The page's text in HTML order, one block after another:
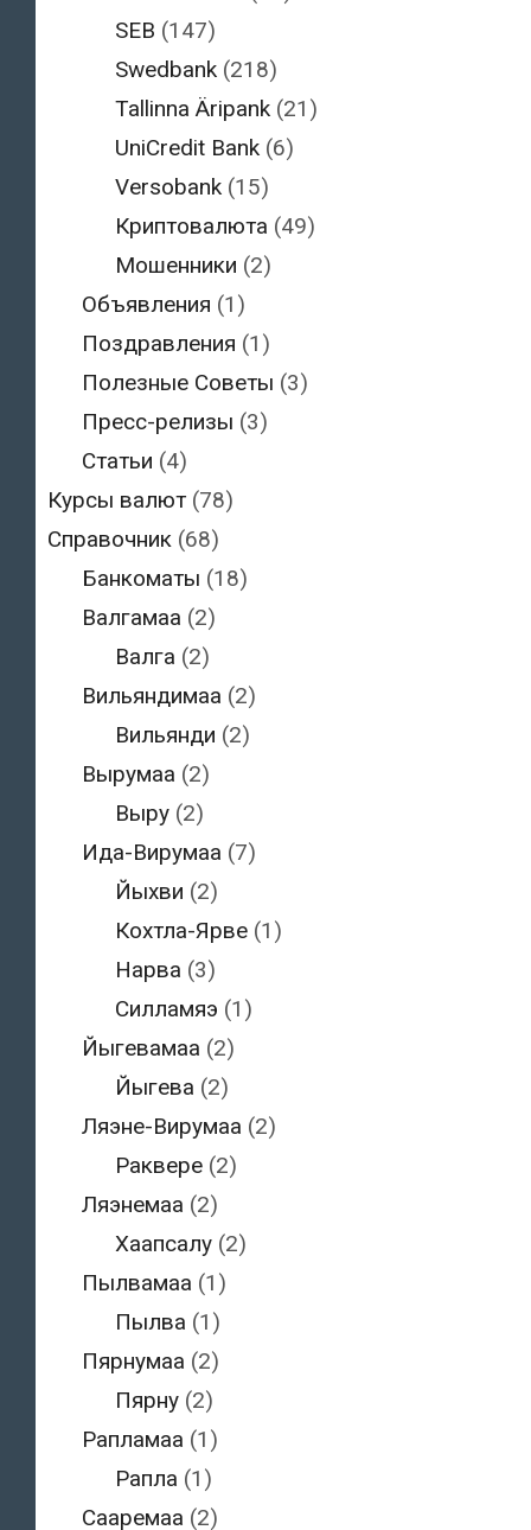
SEB (147)
Swedbank (218)
Tallinna Äripank (21)
UniCredit Bank (6)
Versobank (15)
Криптовалюта (49)
Мошенники (2)
Объявления (1)
Поздравления (1)
Полезные Советы (3)
Пресс-релизы (3)
Статьи (4)
Курсы валют (78)
Справочник (68)
Банкоматы (18)
Валгамаа (2)
Валга (2)
Вильяндимаа (2)
Вильянди (2)
Вырумаа (2)
Выру (2)
Ида-Вирумаа (7)
Йыхви (2)
Кохтла-Ярве (1)
Нарва (3)
Силламяэ (1)
Йыгевамаа (2)
Йыгева (2)
Ляэне-Вирумаа (2)
Раквере (2)
Ляэнемаа (2)
Хаапсалу (2)
Пылвамаа (1)
Пылва (1)
Пярнумаа (2)
Пярну (2)
Рапламаа (1)
Рапла (1)
Сааремаа (2)